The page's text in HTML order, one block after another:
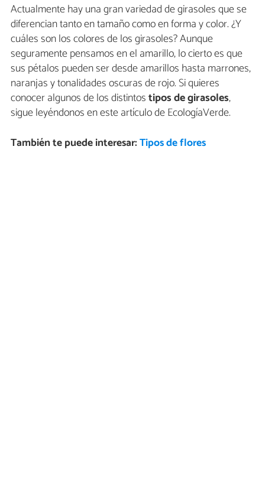
Actualmente hay una gran variedad de girasoles que se
diferencian tanto en tamaño como en forma y color. ¿Y
cuáles son los colores de los girasoles? Aunque
seguramente pensamos en el amarillo, lo cierto es que
sus pétalos pueden ser desde amarillos hasta marrones,
naranjas y tonalidades oscuras de rojo. Si quieres
conocer algunos de los distintostipos de girasoles,
sigue leyéndonos en este artículo de EcologíaVerde.
También te puede interesar:Tipos de flores